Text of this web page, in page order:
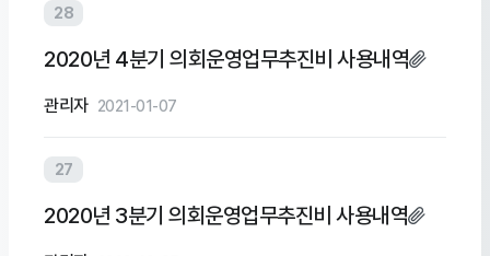
28
2020년 4분기 의회운영업무추진비 사용내역
관리자 2021-01-07
27
2020년 3분기 의회운영업무추진비 사용내역